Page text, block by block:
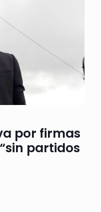
por firmas
partidos